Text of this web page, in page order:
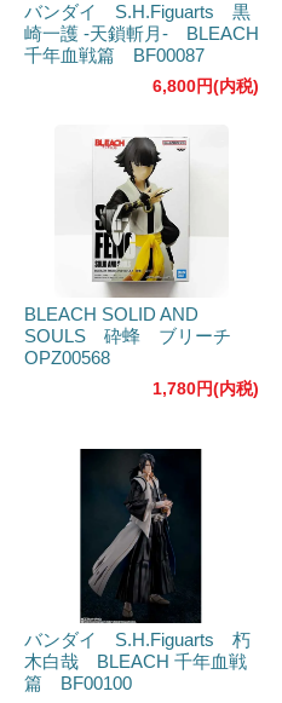
バンダイ S.H.Figuarts 黒
崎一護 -天鎖斬月- BLEACH
千年血戦篇 BF00087
6,800円(内税)
BLEACH SOLID AND
SOULS 砕蜂 ブリーチ
OPZ00568
1,780円(内税)
バンダイ S.H.Figuarts 朽
木白哉 BLEACH 千年血戦
篇 BF00100